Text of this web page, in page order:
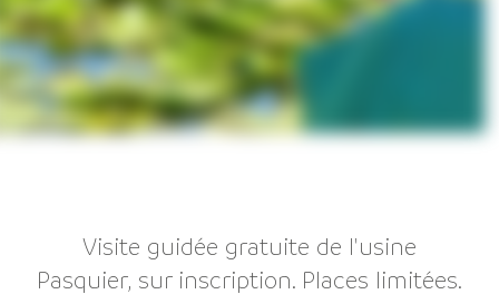
Visite guidée gratuite de l'usine
Pasquier, sur inscription. Places limitées.